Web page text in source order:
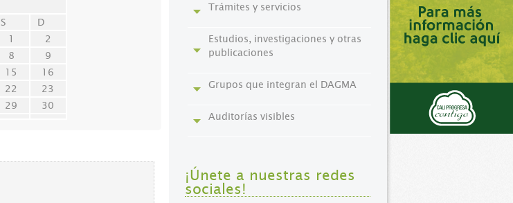
S
D
1
2
8
9
15
16
22
23
29 30
Trámites y servicios
Estudios, investigaciones y otras
publicaciones
Grupos que integran el DAGMA
Auditorías visibles
¡Únete a nuestras redes
sociales!